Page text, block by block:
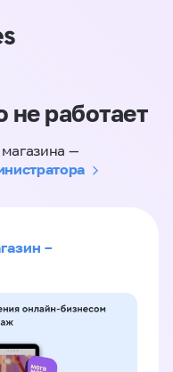
не работает
—
–